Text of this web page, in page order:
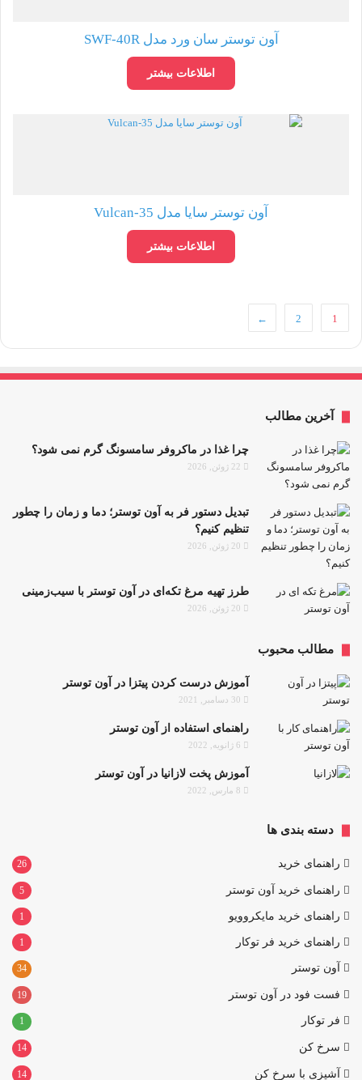
آون توستر سان ورد مدل SWF-40R
اطلاعات بیشتر
آون توستر سایا مدل Vulcan-35
اطلاعات بیشتر
1
2
←
آخرین مطالب
چرا غذا در ماکروفر سامسونگ گرم نمی شود؟
22 ژوئن, 2026
تبدیل دستور فر به آون توستر؛ دما و زمان را چطور
تنظیم کنیم؟
20 ژوئن, 2026
طرز تهیه مرغ تکه‌ای در آون توستر با سیب‌زمینی
20 ژوئن, 2026
مطالب محبوب
آموزش درست کردن پیتزا در آون توستر
30 دسامبر, 2021
راهنمای استفاده از آون توستر
6 ژانویه, 2022
آموزش پخت لازانیا در آون توستر
8 مارس, 2022
دسته بندی ها
راهنمای خرید 26
راهنمای خرید آون توستر 5
راهنمای خرید مایکروویو 1
راهنمای خرید فر توکار 1
آون توستر 34
فست فود در آون توستر 19
فر توکار 1
سرخ کن 14
آشپزی با سرخ کن 14